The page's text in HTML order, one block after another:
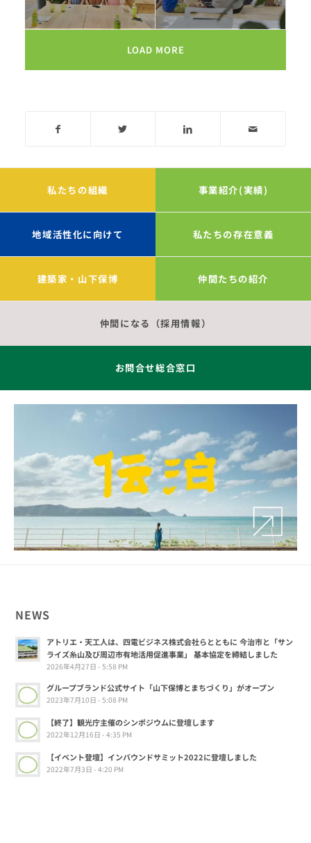
LOAD MORE
私たちの組織 事業紹介(実績)
地域活性化に向けて 私たちの存在意義
建築家・山下保博 仲間たちの紹介
仲間になる（採用情報）
お問合せ総合窓口
NEWS
アトリエ・天工人は、四電ビジネス株式会社らとともに 今治市と「サン
ライズ糸山及び周辺市有地活用促進事業」 基本協定を締結しました
2026年4月27日 - 5:58 PM
グループブランド公式サイト「山下保博とまちづくり」がオープン
2023年7月10日 - 5:08 PM
【終了】観光庁主催のシンポジウムに登壇します
2022年12月16日 - 4:35 PM
【イベント登壇】インバウンドサミット2022に登壇しました
2022年7月3日 - 4:20 PM